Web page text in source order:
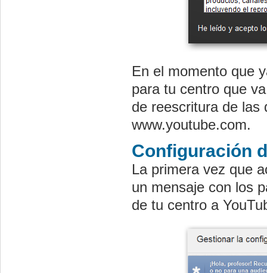
En el momento que
para tu centro que
de reescritura de las
www.youtube.com.
Configuración
La primera vez que
un mensaje con los
de tu centro a